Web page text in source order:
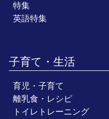
特集
英語特集
子育て・生活
育児・子育て
離乳食・レシピ
トイレトレーニング